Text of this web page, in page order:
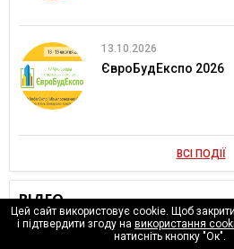
13.10.2026
ЄвроБудЕкспо 2026
ВСІ ПОДІЇ
ВІДЕО
Цей сайт використовує cookie. Щоб
і підтвердити згоду на використання
натисніть кнопку "Ок".